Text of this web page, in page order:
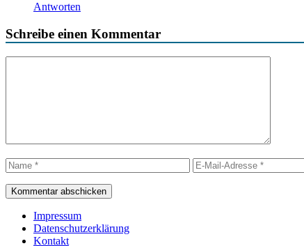
Antworten
Schreibe einen Kommentar
Name
E-
Mail-
Impressum
Datenschutzerklärung
Kontakt